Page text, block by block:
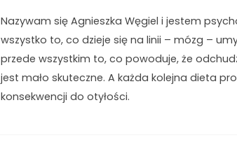
Nazywam się Agnieszka Węgiel i jestem
wszystko to, co dzieje się na linii – mózg –
przede wszystkim to, co powoduje, że
jest mało skuteczne. A każda kolejna dieta
konsekwencji do otyłości.